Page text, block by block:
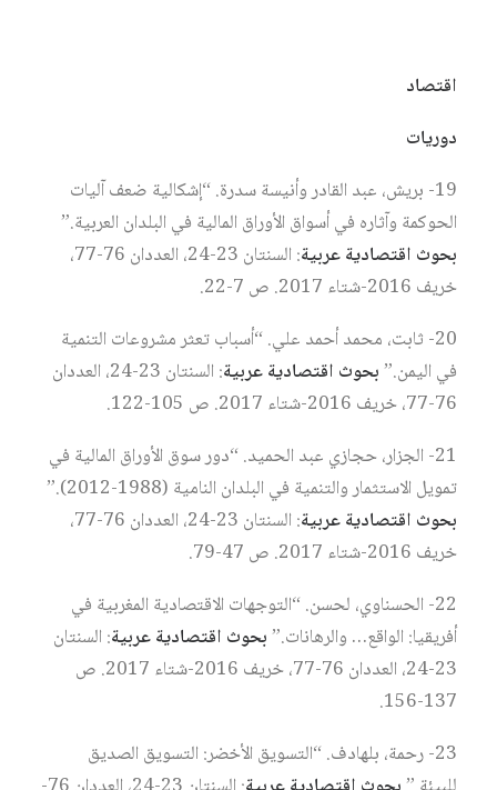
اقتصاد
دوريات
19- بريش، عبد القادر وأنيسة سدرة. “إشكالية ضعف آليات
الحوكمة وآثاره في أسواق الأوراق المالية في البلدان العربية.”
بحوث اقتصادية عربية
: السنتان 23-24، العددان 76-77،
خريف 2016-شتاء 2017. ص 7-22.
20- ثابت، محمد أحمد علي. “أسباب تعثر مشروعات التنمية
في اليمن.”بحوث اقتصادية عربية
: السنتان 23-24، العددان
76-77، خريف 2016-شتاء 2017. ص 105-122.
21- الجزار، حجازي عبد الحميد. “دور سوق الأوراق المالية في
تمويل الاستثمار والتنمية في البلدان النامية (1988-2012).”
بحوث اقتصادية عربية
: السنتان 23-24، العددان 76-77،
خريف 2016-شتاء 2017. ص 47-79.
22- الحسناوي، لحسن. “التوجهات الاقتصادية المغربية في
أفريقيا: الواقع… والرهانات.”بحوث اقتصادية عربية: السنتان
23-24، العددان 76-77، خريف 2016-شتاء 2017. ص
137-156.
23- رحمة، بلهادف. “التسويق الأخضر: التسويق الصديق